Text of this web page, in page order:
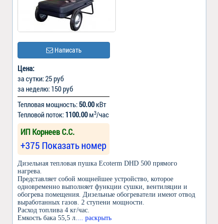
Написать
Цена:
за сутки: 25 руб
за неделю: 150 руб
Тепловая мощность: 50.00кВт
Тепловой поток: 1100.00м3/час
ИП Корнеев С.С.
+375 Показать номер
Дизельная тепловая пушка Ecoterm DHD 500 прямого
нагрева.
Представляет собой мощнейшее устройство, которое
одновременно выполняет функции сушки, вентиляции и
обогрева помещения. Дизельные обогреватели имеют отвод
выработанных газов. 2 ступени мощности.
Расход топлива 4 кг/час.
Емкость бака 55,5 л.... раскрыть